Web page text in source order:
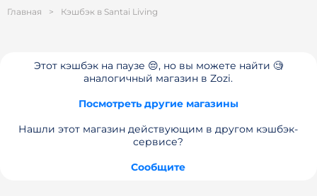
Главная > Кэшбэк в Santai Living
Этот кэшбэк на паузе 😔, но вы можете найти 🧐
аналогичный магазин в Zozi.
Посмотреть другие магазины
Нашли этот магазин действующим в другом кэшбэк-
сервисе?
Сообщите